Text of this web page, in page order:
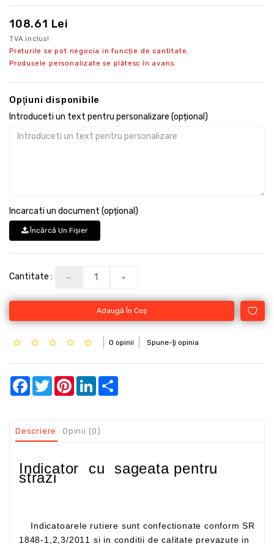
108.61 Lei
TVA inclus!
Preturile se pot negocia in funcție de cantitate.
Produsele personalizate se plătesc în avans.
Opţiuni disponibile
Introduceti un text pentru personalizare (opțional)
Incarcati un document (opțional)
Încărcă Un Fişier
Cantitate :
Adaugă În Coş
0 opinii Spune-ţi opinia
Facebook
TwitterPinterestLinkedIn
Descriere Opinii (0)
Indicator cu sageata pentru
strazi
Indicatoarele rutiere sunt confectionate conform SR
1848-1,2,3/2011 si in conditii de calitate prevazute in